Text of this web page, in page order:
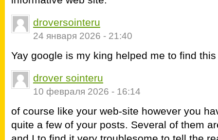
droversointeru
24 января 2026 - 21:40
Yay google is my king helped me to find
drover sointeru
10 февраля 2026 - 16:14
of course like your web-site however you
quite a few of your posts. Several of them